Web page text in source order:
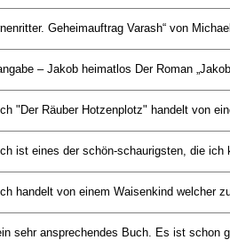
Geheimauftrag Varash“ von
– Jakob heimatlos Der Roman
"Der Räuber Hotzenplotz" handelt von
ist eines der schön-schaurigsten, die ich
handelt von einem Waisenkind welcher
sehr ansprechendes Buch. Es ist schon